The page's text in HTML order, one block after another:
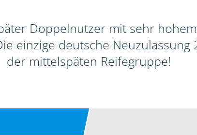
Doppelnutzer mit sehr
einzige deutsche
der mittelspäten Reifegruppe!